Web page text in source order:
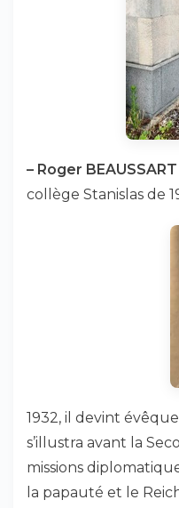
– Roger BEAUSSART
collège Stanislas de
1932, il devint
s’illustra avant la
missions
la papauté et le